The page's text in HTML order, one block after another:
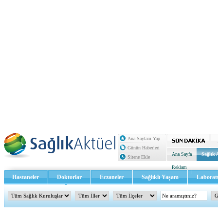
Ana Sayfam Yap
Günün Haberleri
Sitene Ekle
Ana Sayfa Sağlık
Reklam
Hastaneler Doktorlar Eczaneler Sağlıklı Yaşam
Sağlık TV - Video İletişim